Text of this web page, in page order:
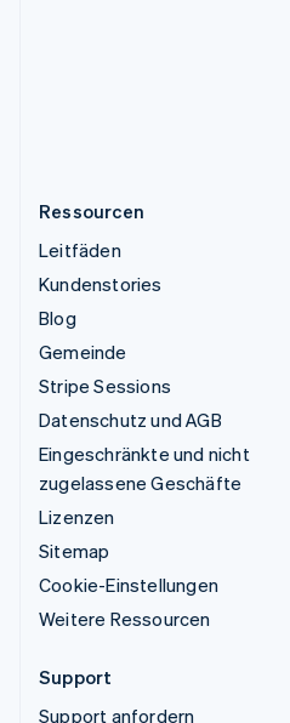
Ressourcen
Leitfäden
Kundenstories
Blog
Gemeinde
Stripe Sessions
Datenschutz und AGB
Eingeschränkte und nicht
zugelassene Geschäfte
Lizenzen
Sitemap
Cookie-Einstellungen
Weitere Ressourcen
Support
Support anfordern